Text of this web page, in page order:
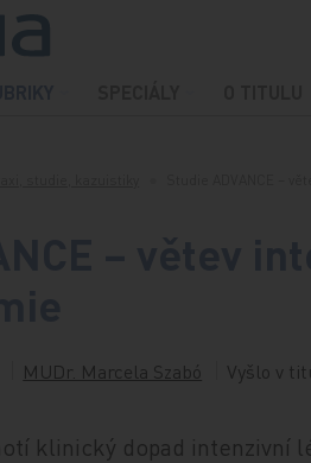
MUDr. Marcela Szabó Vyšlo v
klinický dopad intenzivní